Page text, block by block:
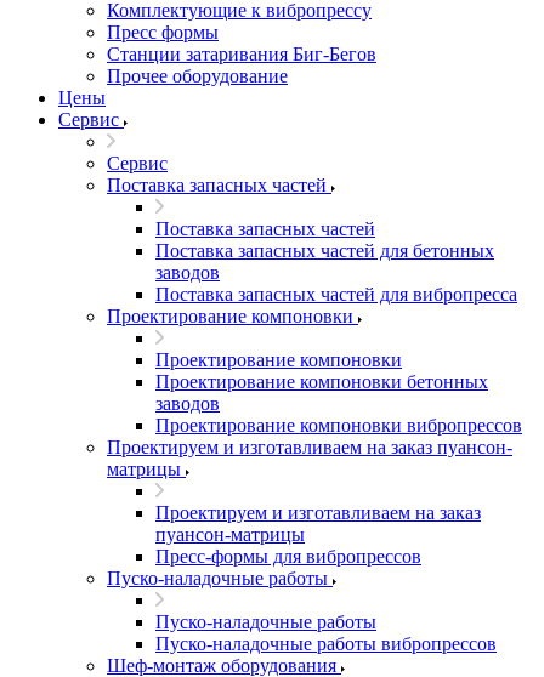
Комплектующие к вибропрессу
Пресс формы
Станции затаривания Биг-Бегов
Прочее оборудование
Цены
Сервис
Сервис
Поставка запасных частей
Поставка запасных частей
Поставка запасных частей для бетонных
заводов
Поставка запасных частей для вибропресса
Проектирование компоновки
Проектирование компоновки
Проектирование компоновки бетонных
заводов
Проектирование компоновки вибропрессов
Проектируем и изготавливаем на заказ пуансон-
матрицы
Проектируем и изготавливаем на заказ
пуансон-матрицы
Пресс-формы для вибропрессов
Пуско-наладочные работы
Пуско-наладочные работы
Пуско-наладочные работы вибропрессов
Шеф-монтаж оборудования